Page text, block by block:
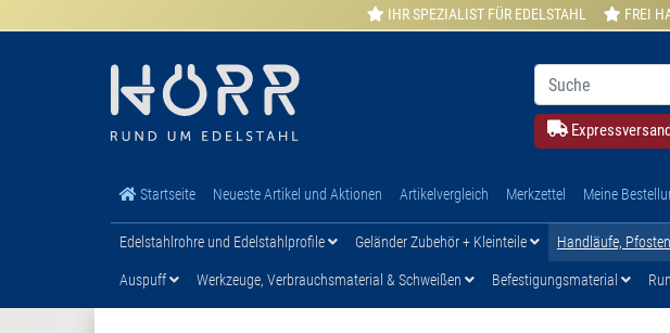
IHR SPEZIALIST FÜR EDELSTAHL FREI
Startseite Neueste Artikel und Aktionen Artikelvergleich Merkzettel Meine
Edelstahlrohre und Edelstahlprofile Geländer Zubehör + Kleinteile Handläufe,
Auspuff Werkzeuge, Verbrauchsmaterial & Schweißen Befestigungsmaterial